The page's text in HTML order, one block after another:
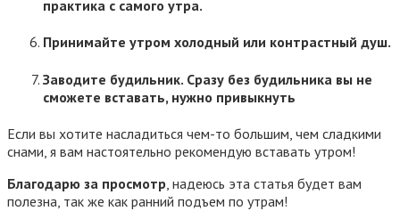
практика с самого утра.
Принимайте утром холодный или контрастный душ.
Заводите будильник. Сразу без будильника вы не
сможете вставать, нужно привыкнуть
Если вы хотите насладиться чем-то большим, чем сладкими
снами, я вам настоятельно рекомендую вставать утром!
Благодарю за просмотр , надеюсь эта статья будет вам
полезна, так же как ранний подъем по утрам!